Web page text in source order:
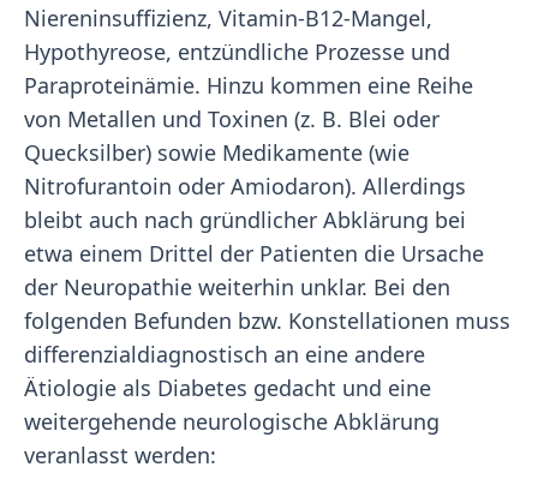
Niereninsuffizienz, Vitamin-B12-Mangel,
Hypothyreose, entzündliche Prozesse und
Paraproteinämie. Hinzu kommen eine Reihe
von Metallen und Toxinen (z. B. Blei oder
Quecksilber) sowie Medikamente (wie
Nitrofurantoin oder Amiodaron). Allerdings
bleibt auch nach gründlicher Abklärung bei
etwa einem Drittel der Patienten die Ursache
der Neuropathie weiterhin unklar. Bei den
folgenden Befunden bzw. Konstellationen muss
differenzialdiagnostisch an eine andere
Ätiologie als Diabetes gedacht und eine
weitergehende neurologische Abklärung
veranlasst werden: